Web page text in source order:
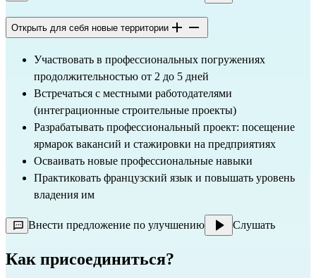
Открыть для себя новые территории
Участвовать в профессиональных погружениях
продолжительностью от 2 до 5 дней
Встречаться с местными работодателями
(интеграционные строительные проекты)
Разрабатывать профессиональный проект: посещение
ярмарок вакансий и стажировки на предприятиях
Осваивать новые профессиональные навыки
Практиковать французский язык и повышать уровень
владения им
Внести предложение по улучшению Слушать
Как присоединиться?